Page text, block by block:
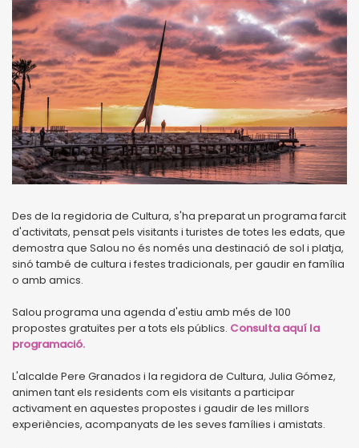
Des de la regidoria de Cultura, s'ha preparat un programa farcit
d'activitats, pensat pels visitants i turistes de totes les edats, que
demostra que Salou no és només una destinació de sol i platja,
sinó també de cultura i festes tradicionals, per gaudir en família
o amb amics.
Salou programa una agenda d'estiu amb més de 100
propostes gratuïtes per a tots els públics. Consulta aquí la
programació.
L'alcalde Pere Granados i la regidora de Cultura, Julia Gómez,
animen tant els residents com els visitants a participar
activament en aquestes propostes i gaudir de les millors
experiències, acompanyats de les seves famílies i amistats.